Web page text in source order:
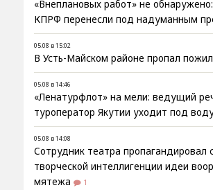
«Внеплановых работ» не
КПРФ перенесли под надуманным
05.08 в 15:02
В Усть-Майском районе пропал
05.08 в 14:46
«Ленатурфлот» на мели: ведущий
туроператор Якутии уходит под
05.08 в 14:08
Сотрудник театра пропагандировал
творческой интеллигенции идеи
мятежа
1